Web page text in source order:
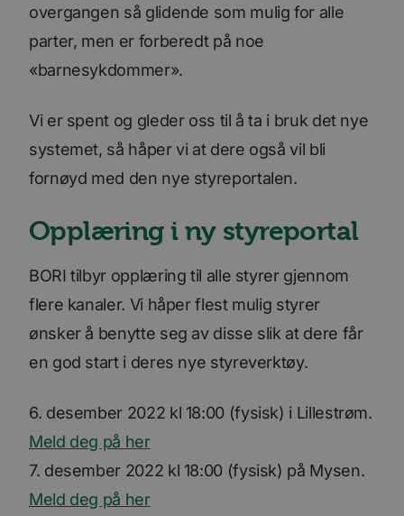
overgangen så glidende som mulig for alle
parter, men er forberedt på noe
«barnesykdommer».
Vi er spent og gleder oss til å ta i bruk det nye
systemet, så håper vi at dere også vil bli
fornøyd med den nye styreportalen.
Opplæring i ny styreportal
BORI tilbyr opplæring til alle styrer gjennom
flere kanaler. Vi håper flest mulig styrer
ønsker å benytte seg av disse slik at dere får
en god start i deres nye styreverktøy.
6. desember 2022 kl 18:00 (fysisk) i Lillestrøm.
Meld deg på her
7. desember 2022 kl 18:00 (fysisk) på Mysen.
Meld deg på her